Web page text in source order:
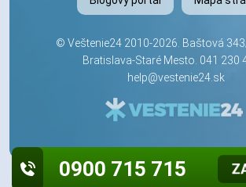
© Veštenie242010-2026. Baštová
Bratislava-Staré Mesto. 041 230
help@vestenie24.sk
0900 715 715